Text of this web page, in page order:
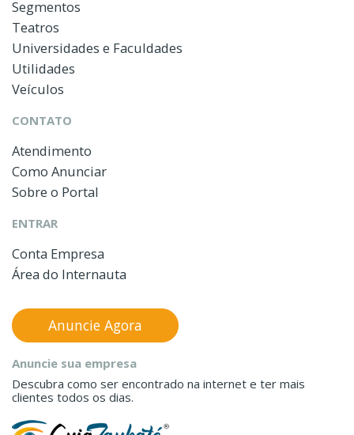
Segmentos
Teatros
Universidades e Faculdades
Utilidades
Veículos
CONTATO
Atendimento
Como Anunciar
Sobre o Portal
ENTRAR
Conta Empresa
Área do Internauta
Anuncie sua empresa
Descubra como ser encontrado na internet e ter mais
clientes todos os dias.
Anuncie Agora